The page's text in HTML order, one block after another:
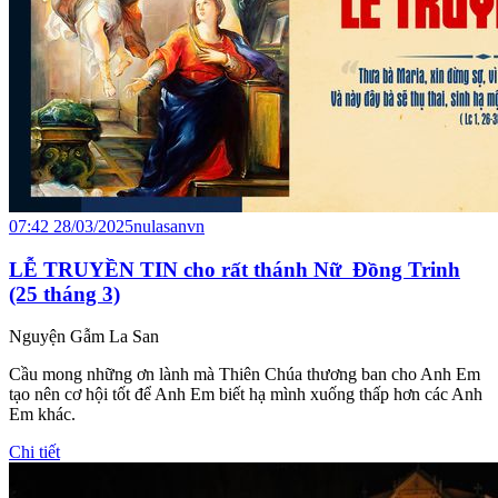
07:42 28/03/2025nulasanvn
LỄ TRUYỀN TIN cho rất thánh Nữ Đồng Trinh
(25 tháng 3)
Nguyện Gẫm La San
Cầu mong những ơn lành mà Thiên Chúa thương ban cho Anh Em
tạo nên cơ hội tốt để Anh Em biết hạ mình xuống thấp hơn các Anh
Em khác.
Chi tiết